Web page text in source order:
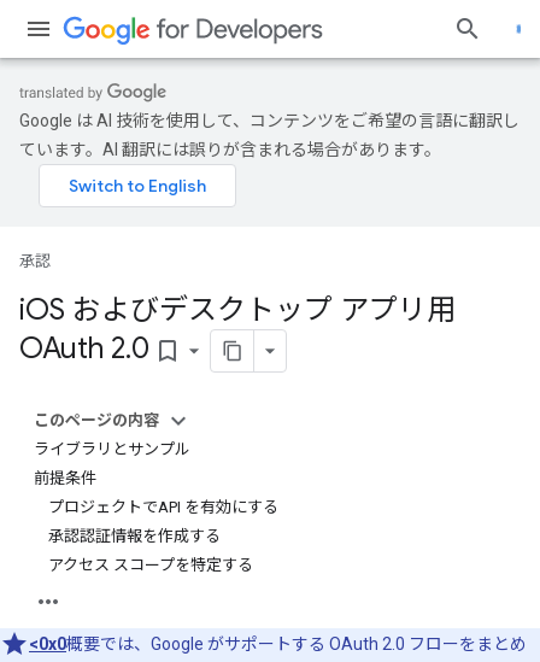
Google は AI 技術を使用して、コンテンツをご希望の言語に翻訳し
ています。AI 翻訳には誤りが含まれる場合があります。
承認
iOS およびデスクトップ アプリ用
OAuth 2.0 bookmark_border
このページの内容
ライブラリとサンプル
前提条件
プロジェクトでAPI を有効にする
承認認証情報を作成する
アクセス スコープを特定する
<0x0概要では、Google がサポートする OAuth 2.0 フローをまとめ